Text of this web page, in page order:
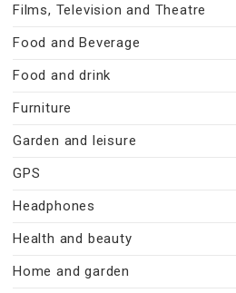
Films, Television and Theatre
Food and Beverage
Food and drink
Furniture
Garden and leisure
GPS
Headphones
Health and beauty
Home and garden